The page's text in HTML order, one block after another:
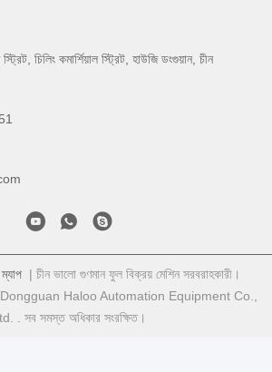
চিলিং কমার্শিয়াল স্ট্রিট, হাউজি ডংগুয়ান, চীন
| চীন ভালো গুণমান ফুল বিক্রয় মেশিন সরবরাহকারী।
Dongguan Haloo Automation Equipment Co.,
. সব সমস্ত অধিকার সংরক্ষিত।